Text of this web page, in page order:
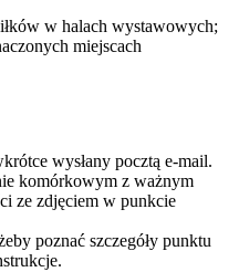
w halach wystawowych;
miejscach
wysłany pocztą e-mail.
komórkowym z ważnym
ze zdjęciem w punkcie
poznać szczegóły punktu